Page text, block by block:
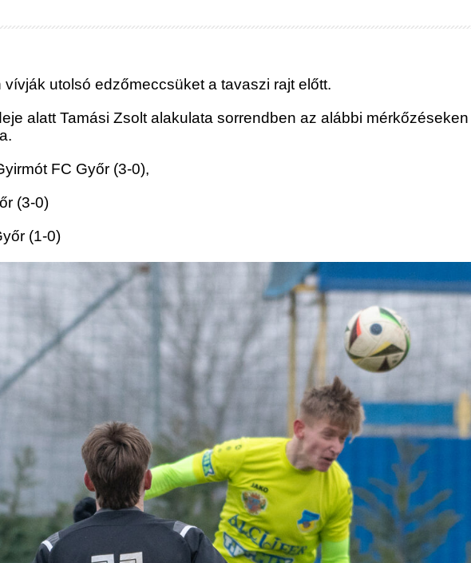
utolsó edzőmeccsüket a tavaszi rajt előtt.
alattTamási Zsolt alakulata sorrendben az alábbi
FC Győr (3-0),
(3-0)
(1-0)